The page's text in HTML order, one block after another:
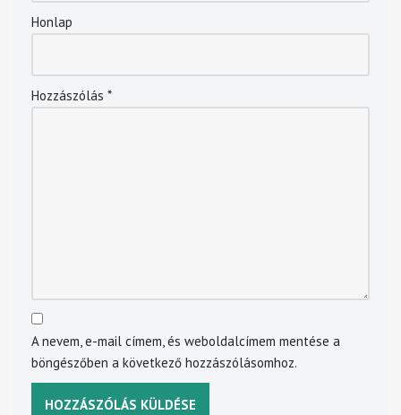
Honlap
Hozzászólás *
A nevem, e-mail címem, és weboldalcímem mentése a
böngészőben a következő hozzászólásomhoz.